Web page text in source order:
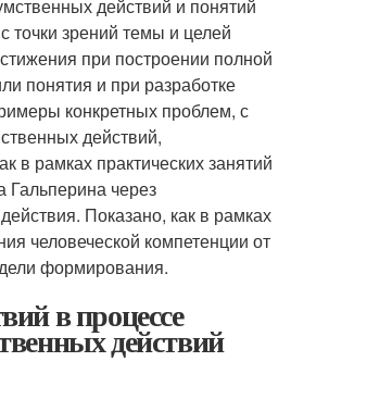
действий и понятий
точки зрений темы и целей
при построении полной
понятия и при разработке
конкретных проблем, с
действий,
в рамках практических занятий
Гальперина через
Показано, как в рамках
человеческой компетенции от
формирования.
в процессе
действий